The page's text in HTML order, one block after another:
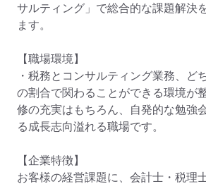
サルティング」で総合的な課題解決
ます。
【職場環境】
・税務とコンサルティング業務、ど
の割合で関わることができる環境が
修の充実はもちろん、自発的な勉強
る成長志向溢れる職場です。
【企業特徴】
お客様の経営課題に、会計士・税理